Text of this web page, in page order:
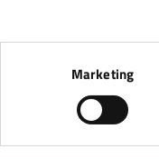
Marketing